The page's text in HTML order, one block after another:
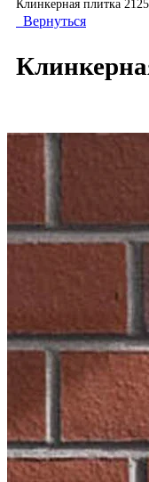
Клинкерная плитка
Вернуться